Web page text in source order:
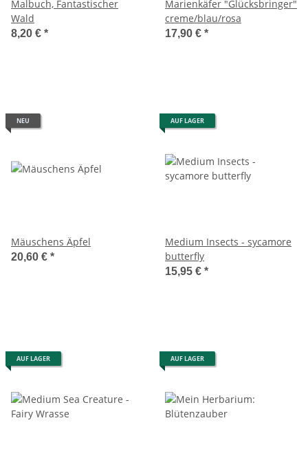
Malbuch, Fantastischer
Wald
8,20 € *
Marienkäfer "Glücksbringer"
creme/blau/rosa
17,90 € *
NEU
Mäuschens Äpfel
20,60 € *
AUF LAGER
Medium Insects - sycamore
butterfly
15,95 € *
AUF LAGER AUF LAGER